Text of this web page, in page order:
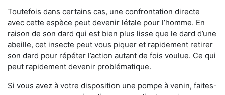
Toutefois dans certains cas, une confrontation directe
avec cette espèce peut devenir létale pour l’homme. En
raison de son dard qui est bien plus lisse que le dard d’une
abeille, cet insecte peut vous piquer et rapidement retirer
son dard pour répéter l’action autant de fois voulue. Ce qui
peut rapidement devenir problématique.
Si vous avez à votre disposition une pompe à venin, faites-